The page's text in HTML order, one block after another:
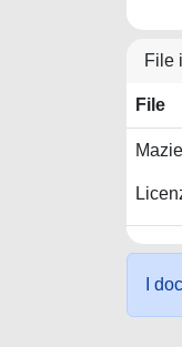
File
File
I